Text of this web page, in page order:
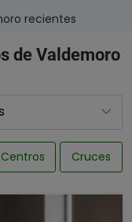
recientes
de Valdemoro
Centros Cruces